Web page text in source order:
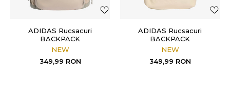
ADIDAS Rucsacuri
BACKPACK
NEW
349,99 RON
ADIDAS Rucsacuri
BACKPACK
NEW
349,99 RON